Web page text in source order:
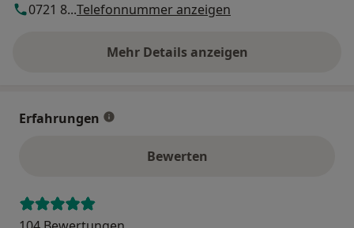
0721 8...Telefonnummer anzeigen
Mehr Details anzeigen
über die Adresse
Erfahrungen
Bewerten